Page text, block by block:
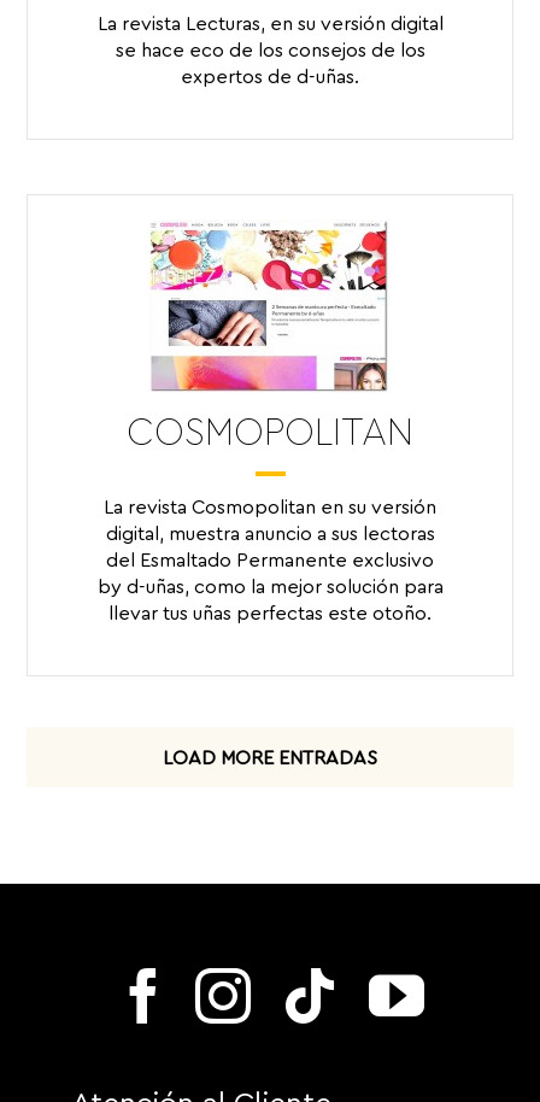
La revista Lecturas, en su versión digital
se hace eco de los consejos de los
expertos de d-uñas.
COSMOPOLITAN
La revista Cosmopolitan en su versión
digital, muestra anuncio a sus lectoras
del Esmaltado Permanente exclusivo
by d-uñas, como la mejor solución para
llevar tus uñas perfectas este otoño.
LOAD MORE ENTRADAS